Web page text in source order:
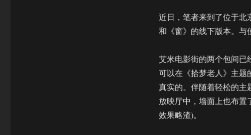
近日，笔者来到了位于北
和《窗》的线下版本。与
艾米电影街的两个包间已
可以在《拾梦老人》主题
真实的。伴随着轻松的主
放映厅中，墙面上也布
效果略渣)。